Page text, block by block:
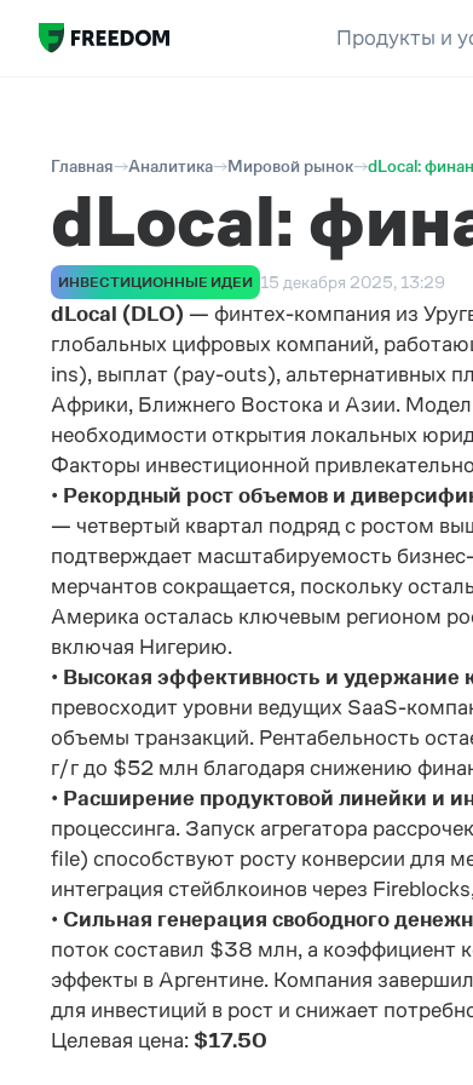
Продукты и
Главная Аналитика Мировой рынок dLocal:
dLocal:
ИНВЕСТИЦИОННЫЕ ИДЕИ 15 декабря 2025, 13:29
dLocal (DLO) — финтех-компания из
глобальных цифровых компаний,
ins), выплат (pay-outs), альтернативных
Африки, Ближнего Востока и Азии.
необходимости открытия локальных
Факторы инвестиционной
• Рекордный рост объемов и
— четвертый квартал подряд с ростом
подтверждает масштабируемость
мерчантов сокращается, поскольку
Америка осталась ключевым регионом
включая Нигерию.
• Высокая эффективность и удержание
превосходит уровни ведущих SaaS-
объемы транзакций. Рентабельность
г/г до $52 млн благодаря снижению
• Расширение продуктовой линейки и
процессинга. Запуск агрегатора
file) способствуют росту конверсии для
интеграция стейблкоинов через
• Сильная генерация свободного
поток составил $38 млн, а коэффициент
эффекты в Аргентине. Компания
для инвестиций в рост и снижает
Целевая цена: $17.50